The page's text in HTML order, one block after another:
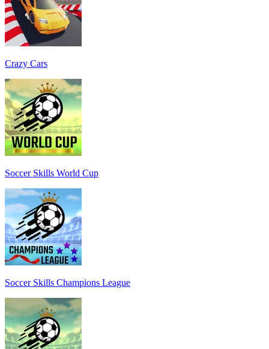
Crazy Cars
Soccer Skills World Cup
Soccer Skills Champions League